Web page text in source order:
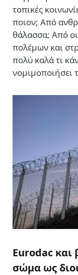
τοπικές
ποιον; Από
θάλασσα; Από
πολέμων και
πολύ καλά τι
νομιμοποιήσει
Eurodac και
σώμα ως